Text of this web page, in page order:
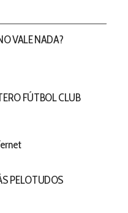
VALE NADA?
FÚTBOL CLUB
PELOTUDOS